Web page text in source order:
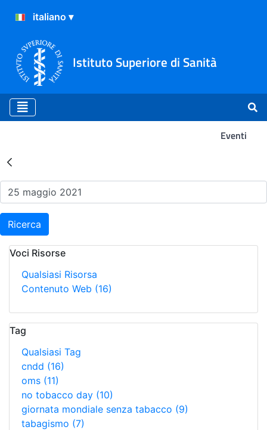
Istituto Superiore di Sanità
Eventi
Risultati della Ricerca -
Ricerca
Voci Risorse
Qualsiasi Risorsa
Contenuto Web (16)
Tag
Qualsiasi Tag
cndd (16)
oms (11)
no tobacco day (10)
giornata mondiale senza tabacco (9)
tabagismo (7)